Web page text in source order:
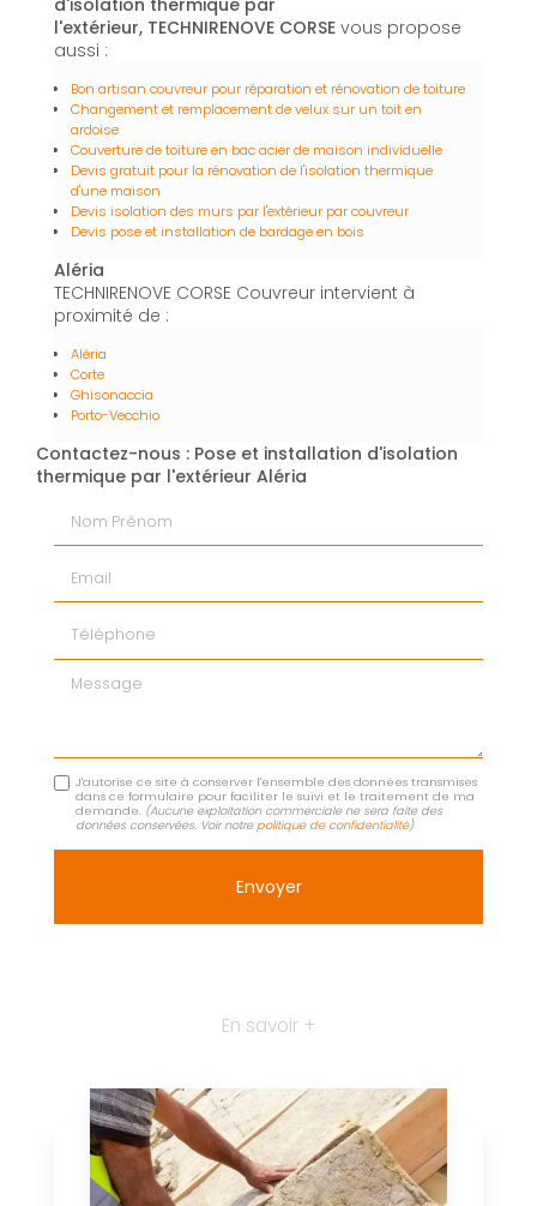
l'extérieur, TECHNIRENOVE CORSE vous propose
aussi :
Bon artisan couvreur pour réparation et rénovation de toiture
Changement et remplacement de velux sur un toit en
ardoise
Couverture de toiture en bac acier de maison individuelle
Devis gratuit pour la rénovation de l'isolation thermique
d'une maison
Devis isolation des murs par l'extérieur par couvreur
Devis pose et installation de bardage en bois
Aléria
TECHNIRENOVE CORSE Couvreur intervient à
proximité de :
Aléria
Corte
Ghisonaccia
Porto-Vecchio
Contactez-nous : Pose et installation d'isolation
thermique par l'extérieur Aléria
Message
J'autorise ce site à conserver l'ensemble des données transmises
dans ce formulaire pour faciliter le suivi et le traitement de ma
demande. (Aucune exploitation commerciale ne sera faite des
données conservées. Voir notrepolitique de confidentialité)
En savoir +